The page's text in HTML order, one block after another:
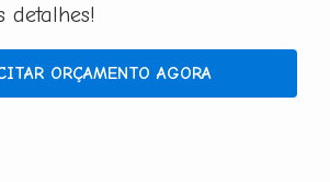
detalhes!
ORÇAMENTO AGORA